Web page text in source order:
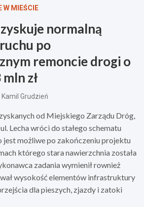
W MIEŚCIE
normalną
po
remoncie drogi o
zł
Kamil Grudzień
od Miejskiego Zarządu Dróg,
Lecha wróci do stałego schematu
jest możliwe po zakończeniu projektu
którego stara nawierzchnia została
zadania wymienił rownież
wysokość elementów infrastruktury
dla pieszych, zjazdy i zatoki